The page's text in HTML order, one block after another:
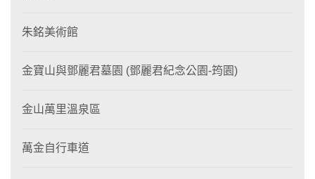
朱銘美術館
金寶山與鄧麗君墓園 (鄧麗君紀念公園-筠園)
金山萬里溫泉區
萬金自行車道